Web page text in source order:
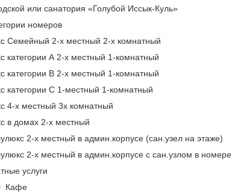
или санатория «Голубой Иссык-Куль»
номеров
Семейный 2-х местный 2-х комнатный
категории А 2-х местный 1-комнатный
категории В 2-х местный 1-комнатный
категории С 1-местный 1-комнатный
4-х местный 3х комнатный
в домах 2-х местный
2-х местный в админ.корпусе (сан.узел на этаже)
2-х местный в админ.корпусе с сан.узлом в номере
услуги
Кафе